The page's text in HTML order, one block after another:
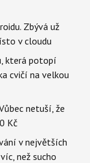
Zbývá už
v cloudu
která potopí
cvičí na velkou
netuší, že
Kč
v největších
než sucho